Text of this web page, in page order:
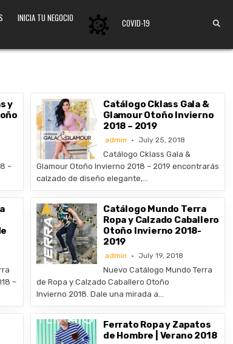
INICIA TU NEGOCIO COVID-19
y
–
Catálogo Cklass Gala &
Glamour Otoño Invierno
2018 – 2019
admin July 25, 2018
Catálogo Cklass Gala &
Glamour Otoño Invierno 2018 – 2019 encontrarás
calzado de diseño elegante,…
–
Catálogo Mundo Terra
Ropa y Calzado Caballero
Otoño Invierno 2018-
2019
admin July 19, 2018
Nuevo Catálogo Mundo Terra
de Ropa y Calzado Caballero Otoño
Invierno 2018. Dale una mirada a…
Ferrato Ropa y Zapatos
de Hombre | Verano 2018